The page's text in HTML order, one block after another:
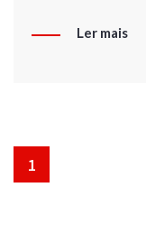
Ler mais
1